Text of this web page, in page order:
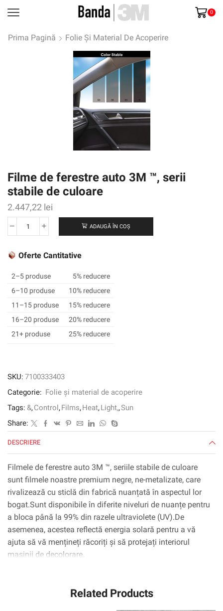
0
Prima Pagină Folie Și Material De Acoperire
Filme de ferestre auto 3M ™, serii
stabile de culoare
2.447,22 lei
Cantitate
de
auto
™,
serii
stabile
ADAUGĂ ÎN COȘ
Oferte Cantitative
2–5 produse
5% reducere
6–10 produse
10% reducere
11–15 produse
15% reducere
16–20 produse
20% reducere
21+ produse
25% reducere
SKU: 7100333403
Categorie: Folie și material de acoperire
Tags: &,Control,Films,Heat,Light,,Sun
Share:
DESCRIERE
Filmele de ferestre auto 3M ™, seriile stabile de culoare
sunt filmele noastre premium negre, ne-metalizate, care
rivalizează cu sticlă din fabrică nuanțată în aspectul lor
bogat.Sunt disponibile în diferite niveluri de nuanțe pentru
a bloca până la 99% din razele ultraviolete (UV).De
asemenea, acestea reflectă energia solară pentru a vă
ajuta să vă mențineți răcoriți și să protejați interiorul
mașinii de decolorare.
Related Products